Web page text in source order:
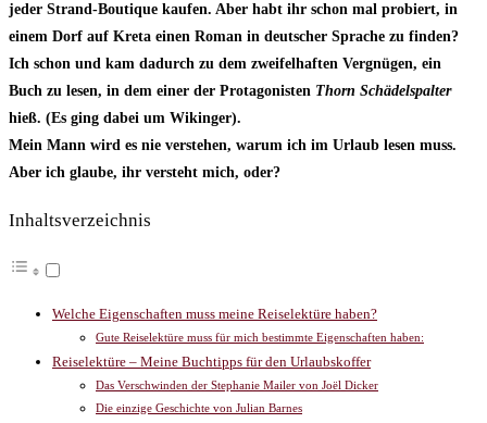
jeder Strand-Boutique kaufen. Aber habt ihr schon mal probiert, in
einem Dorf auf Kreta einen Roman in deutscher Sprache zu finden?
Ich schon und kam dadurch zu dem zweifelhaften Vergnügen, ein
Buch zu lesen, in dem einer der Protagonisten Thorn Schädelspalter
hieß. (Es ging dabei um Wikinger).
Mein Mann wird es nie verstehen, warum ich im Urlaub lesen muss.
Aber ich glaube, ihr versteht mich, oder?
Inhaltsverzeichnis
Welche Eigenschaften muss meine Reiselektüre haben?
Gute Reiselektüre muss für mich bestimmte Eigenschaften haben:
Reiselektüre – Meine Buchtipps für den Urlaubskoffer
Das Verschwinden der Stephanie Mailer von Joël Dicker
Die einzige Geschichte von Julian Barnes